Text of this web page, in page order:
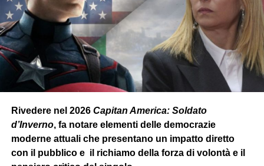
Rivedere nel 2026 Capitan America: Soldato
d’Inverno, fa notare elementi delle democrazie
moderne attuali che presentano un impatto diretto
con il pubblico e il richiamo della forza di volontà e il